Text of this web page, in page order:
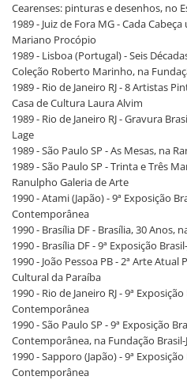
Cearenses: pinturas e desenhos, no
1989 - Juiz de Fora MG - Cada
Mariano Procópio
1989 - Lisboa (Portugal) - Seis
Coleção Roberto Marinho, na
1989 - Rio de Janeiro RJ - 8 Artistas
Casa de Cultura Laura Alvim
1989 - Rio de Janeiro RJ - Gravura
Lage
1989 - São Paulo SP - As Mesas, na
1989 - São Paulo SP - Trinta e Três
Ranulpho Galeria de Arte
1990 - Atami (Japão) - 9ª Exposição
Contemporânea
1990 - Brasília DF - Brasília, 30 Anos,
1990 - Brasília DF - 9ª Exposição
1990 - João Pessoa PB - 2ª Arte
Cultural da Paraíba
1990 - Rio de Janeiro RJ - 9ª
Contemporânea
1990 - São Paulo SP - 9ª Exposição
Contemporânea, na Fundação Brasil-
1990 - Sapporo (Japão) - 9ª
Contemporânea